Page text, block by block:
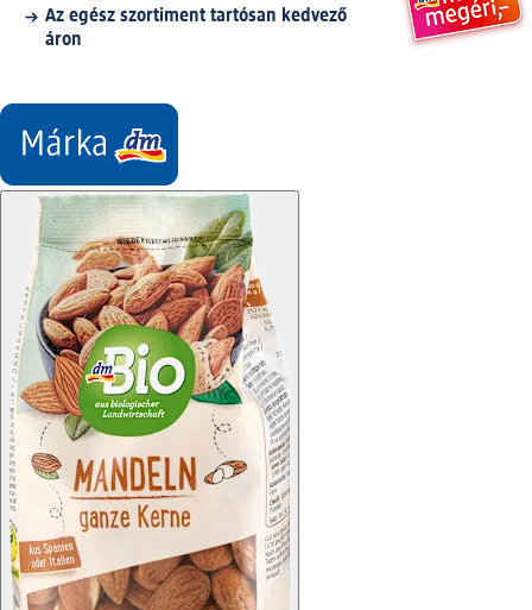
Az egész szortiment tartósan kedvező
áron